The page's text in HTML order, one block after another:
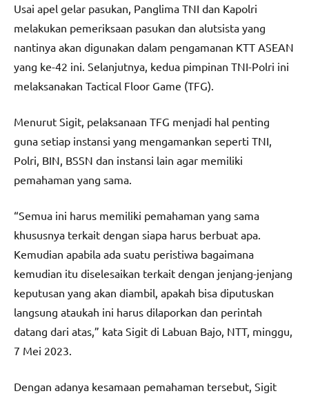
Usai apel gelar pasukan, Panglima TNI dan Kapolri
melakukan pemeriksaan pasukan dan alutsista yang
nantinya akan digunakan dalam pengamanan KTT ASEAN
yang ke-42 ini. Selanjutnya, kedua pimpinan TNI-Polri ini
melaksanakan Tactical Floor Game (TFG).
Menurut Sigit, pelaksanaan TFG menjadi hal penting
guna setiap instansi yang mengamankan seperti TNI,
Polri, BIN, BSSN dan instansi lain agar memiliki
pemahaman yang sama.
“Semua ini harus memiliki pemahaman yang sama
khususnya terkait dengan siapa harus berbuat apa.
Kemudian apabila ada suatu peristiwa bagaimana
kemudian itu diselesaikan terkait dengan jenjang-jenjang
keputusan yang akan diambil, apakah bisa diputuskan
langsung ataukah ini harus dilaporkan dan perintah
datang dari atas,” kata Sigit di Labuan Bajo, NTT, minggu,
7 Mei 2023.
Dengan adanya kesamaan pemahaman tersebut, Sigit